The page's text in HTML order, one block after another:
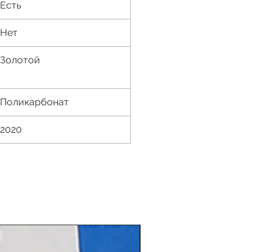
Есть
Нет
Золотой
Поликарбонат
2020